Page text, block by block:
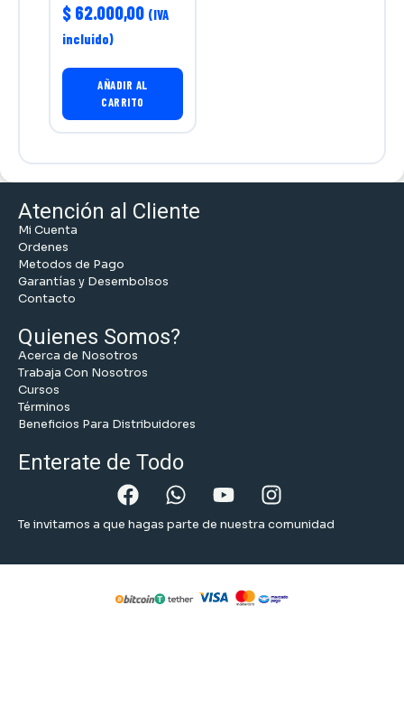
$ 62.000,00 (IVA
incluido)
AÑADIR AL
CARRITO
Atención al Cliente
Mi Cuenta
Ordenes
Metodos de Pago
Garantías y Desembolsos
Contacto
Quienes Somos?
Acerca de Nosotros
Trabaja Con Nosotros
Cursos
Términos
Beneficios Para Distribuidores
Enterate de Todo
Te invitamos a que hagas parte de nuestra comunidad